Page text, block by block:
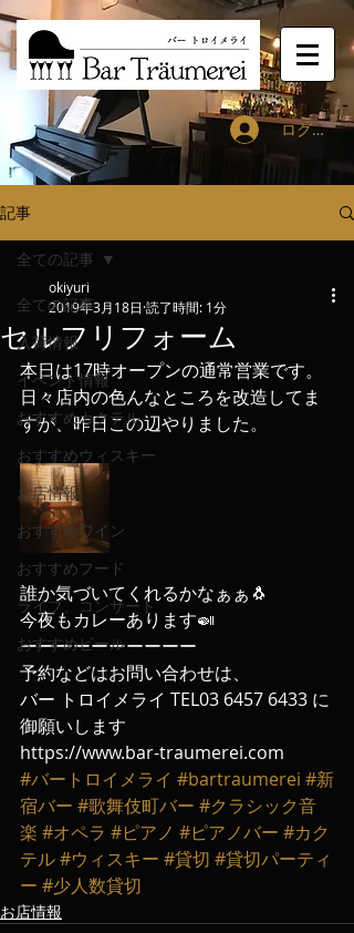
ログイン
記事
全ての記事
入荷情報
イベント情報
おすすめカクテル
おすすめウィスキー
お店情報
おすすめワイン
おすすめフード
ライブ、コンサート
おすすめビール
全ての記事
セルフリフォーム
okiyuri
2019年3月18日 読了時間: 1分
本日は17時オープンの通常営業です。
日々店内の色んなところを改造してま
すが、昨日この辺やりました。
誰か気づいてくれるかなぁぁ🐧
今夜もカレーあります🍛
ーーーーーーーーーー
予約などはお問い合わせは、
バー トロイメライ TEL03 6457 6433 に
御願いします
https://www.bar-traumerei.com
#バートロイメライ #bartraumerei #新
宿バー #歌舞伎町バー #クラシック音
楽 #オペラ #ピアノ #ピアノバー #カク
テル#ウィスキー #貸切 #貸切パーティ
ー #少人数貸切
お店情報